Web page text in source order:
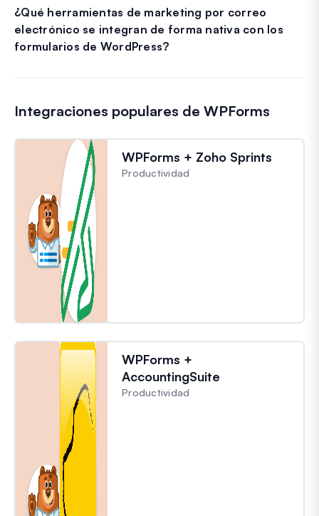
¿Qué herramientas de marketing por correo
electrónico se integran de forma nativa con los
formularios de WordPress?
Integraciones populares de WPForms
WPForms + Zoho Sprints
Productividad
WPForms +
AccountingSuite
Productividad